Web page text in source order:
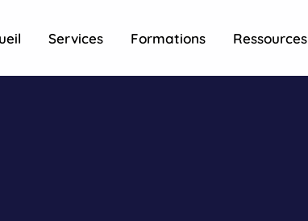
Services Formations Ressources